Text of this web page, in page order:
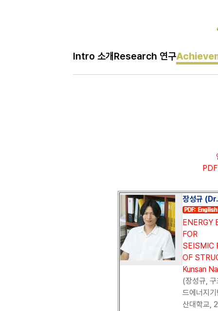
Intro 소개 Research 연구
장성규
ENERGY
FOR
SEISMIC
OF
Kunsan
(장성규,
드에너지
산대학교,